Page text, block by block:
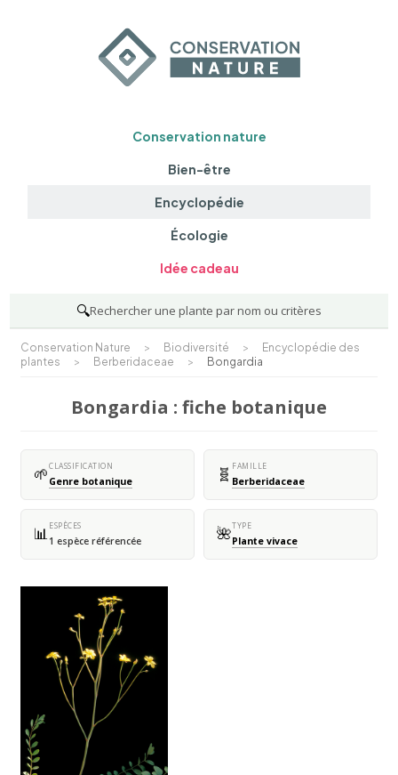
Conservation nature
Bien-être
Encyclopédie
Écologie
Idée cadeau
🔍Rechercher une plante par nom ou critères
Conservation Nature > Biodiversité >
Encyclopédie des
plantes
> Berberidaceae > Bongardia
Bongardia : fiche botanique
🌱CLASSIFICATION
Genre botanique 🧬 FAMILLE
Berberidaceae
📊ESPÈCES
1 espèce référencée 🌺TYPE
Plante vivace